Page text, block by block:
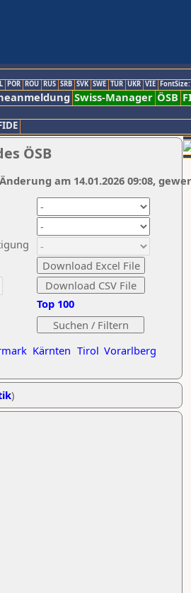
POR ROU RUS SRB SVK SWE TUR UKR VIE
Swiss-Manager ÖSB
ÖSB
Kärnten Tirol Vorarlberg
Top 100
am 14.01.2026 09:08,
)